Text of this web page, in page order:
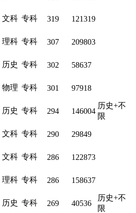
文科 专科 319 121319
理科 专科 307 209803
历史 专科 302 58637
物理 专科 301 97918
历史 专科 294 146004
历史+不
限
文科 专科 290 29849
文科 专科 286 122873
理科 专科 286 158637
历史 专科 269 40536
历史+不
限